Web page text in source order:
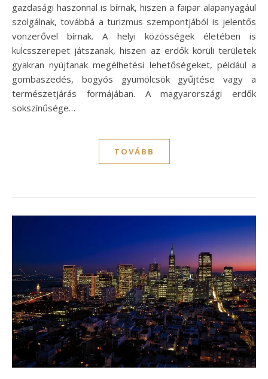
gazdasági haszonnal is bírnak, hiszen a faipar alapanyagául
szolgálnak, továbbá a turizmus szempontjából is jelentős
vonzerővel bírnak. A helyi közösségek életében is
kulcsszerepet játszanak, hiszen az erdők körüli területek
gyakran nyújtanak megélhetési lehetőségeket, például a
gombaszedés, bogyós gyümölcsök gyűjtése vagy a
természetjárás formájában. A magyarországi erdők
sokszínűsége…
TOVÁBB